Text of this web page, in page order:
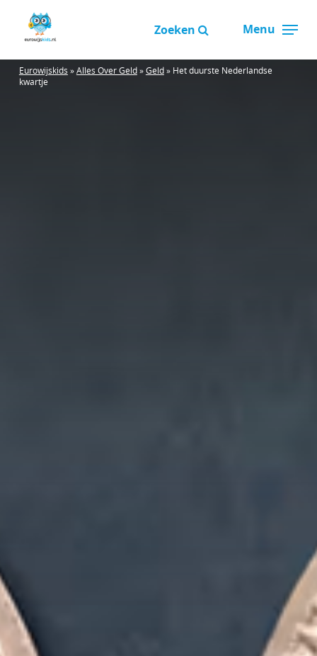
Overslaan
inhoud
Zoeken Menu
Eurowijskids »Alles Over Geld»Geld» Het duurste Nederlandse
kwartje
Menu